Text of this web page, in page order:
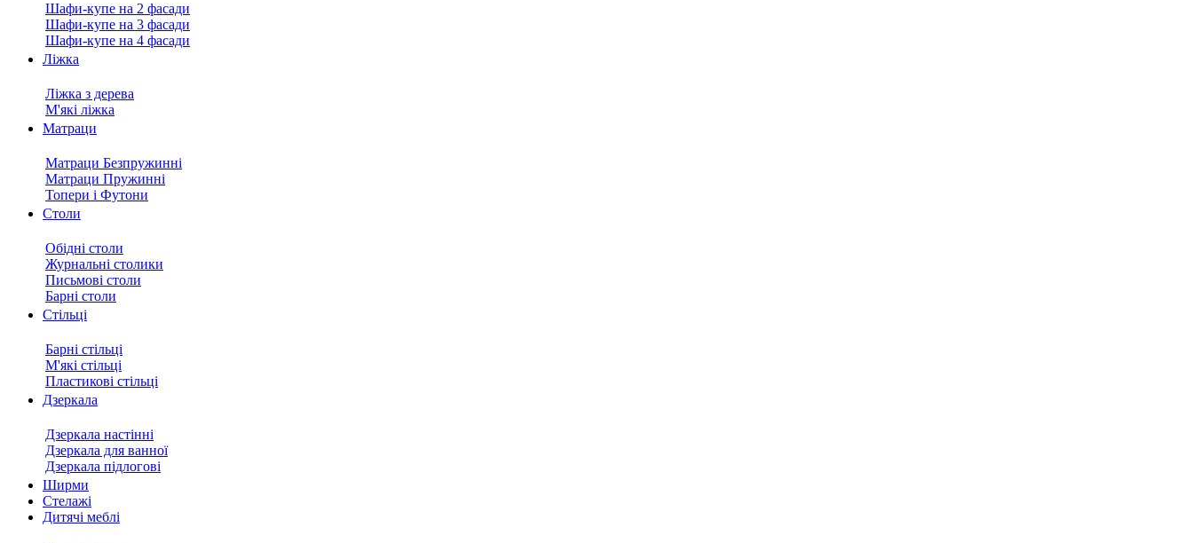
Шафи-купе на 2 фасади
Шафи-купе на 3 фасади
Шафи-купе на 4 фасади
Ліжка
Ліжка з дерева
М'які ліжка
Матраци
Матраци Безпружинні
Матраци Пружинні
Топери і Футони
Столи
Обідні столи
Журнальні столики
Письмові столи
Барні столи
Стільці
Барні стільці
М'які стільці
Пластикові стільці
Дзеркала
Дзеркала настінні
Дзеркала для ванної
Дзеркала підлогові
Ширми
Стелажі
Дитячі меблі